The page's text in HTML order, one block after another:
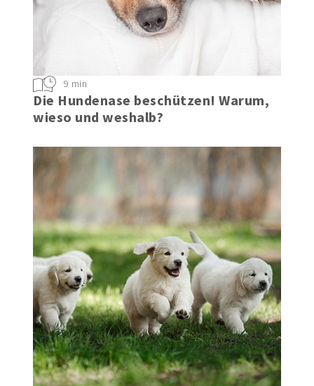
Die Hundenase beschützen! Warum,
wieso und weshalb?
9 min